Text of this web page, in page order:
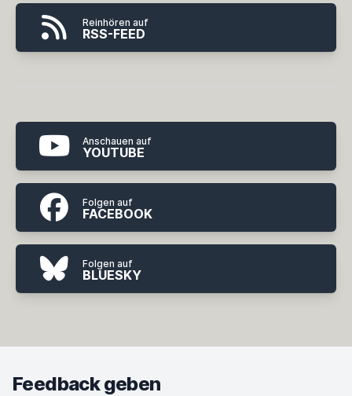
Reinhören auf
RSS-FEED
Anschauen auf
YOUTUBE
Folgen auf
FACEBOOK
Folgen auf
BLUESKY
Feedback geben